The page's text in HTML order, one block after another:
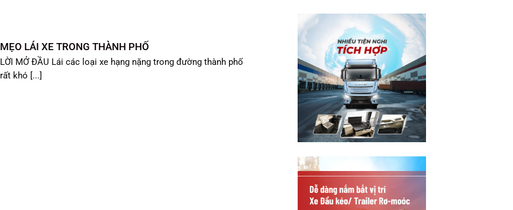
MẸO LÁI XE TRONG THÀNH PHỐ
LỜI MỞ ĐẦU Lái các loại xe hạng nặng trong đường thành phố
rất khó [...]